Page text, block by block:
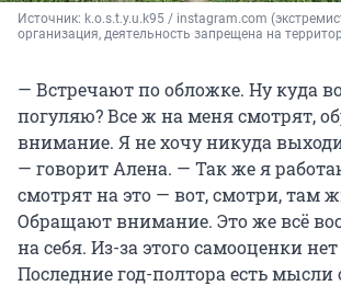
Источник: k.o.s.t.y.u.k95 / instagram.com
организация, деятельность запрещена на
— Встречают по обложке. Ну куда
погуляю? Все ж на меня смотрят,
внимание. Я не хочу никуда
— говорит Алена. — Так же я
смотрят на это — вот, смотри, там
Обращают внимание. Это же всё
на себя. Из-за этого самооценки
Последние год-полтора есть мысли